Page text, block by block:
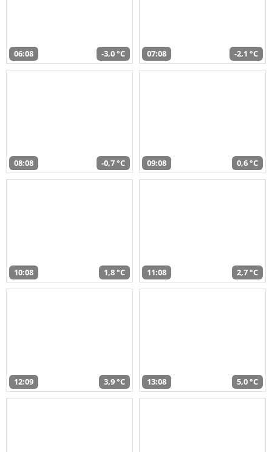
06:08 -3,0 °C 07:08 -2,1 °C
08:08 -0,7 °C 09:08 0,6 °C
10:08 1,8 °C 11:08 2,7 °C
12:09 3,9 °C 13:08 5,0 °C